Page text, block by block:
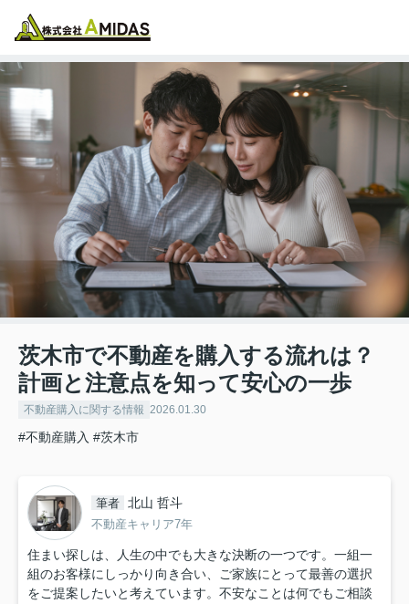
茨木市で不動産を購入する流れは？
計画と注意点を知って安心の一歩
不動産購入に関する情報 2026.01.30
#不動産購入 #茨木市
筆者 北山 哲斗
不動産キャリア7年
住まい探しは、人生の中でも大きな決断の一つです。一組一
組のお客様にしっかり向き合い、ご家族にとって最善の選択
をご提案したいと考えています。不安なことは何でもご相談